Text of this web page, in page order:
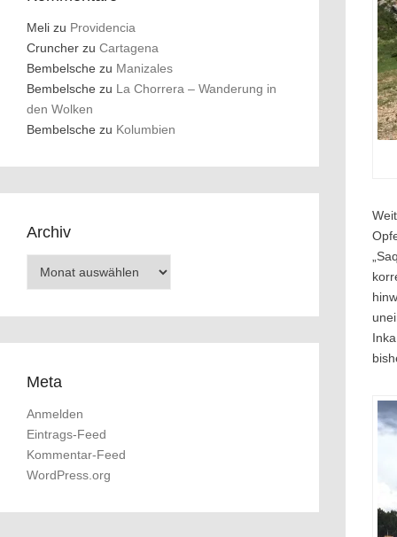
Meli zu Providencia
Cruncher zu Cartagena
Bembelsche zu Manizales
Bembelsche zu La Chorrera – Wanderung in
den Wolken
Bembelsche zu Kolumbien
Archiv
Meta
Anmelden
Eintrags-Feed
Kommentar-Feed
WordPress.org